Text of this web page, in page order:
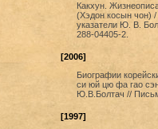
Какхун.
(Хэдон косын чон)
указатели Ю. В.
288-04405-2.
[2006]
Биографии
си юй цю фа гао
Ю.В.Болтач //
[1997]